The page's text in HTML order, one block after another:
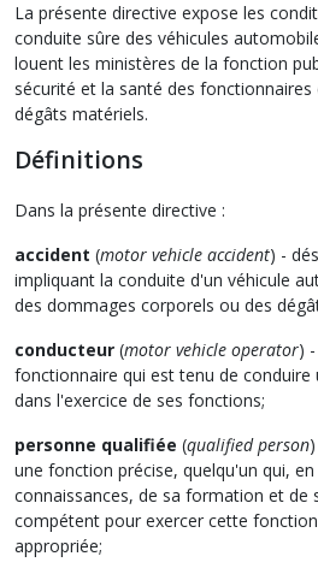
La présente directive expose les
conduite sûre des véhicules
louent les ministères de la fonction
sécurité et la santé des
dégâts matériels.
Définitions
Dans la présente directive :
accident (motor vehicle accident) -
impliquant la conduite d'un véhicule
des dommages corporels ou des
conducteur (motor vehicle operator)
fonctionnaire qui est tenu de conduire
dans l'exercice de ses fonctions;
personne qualifiée (qualified person
une fonction précise, quelqu'un qui,
connaissances, de sa formation et de
compétent pour exercer cette
appropriée;